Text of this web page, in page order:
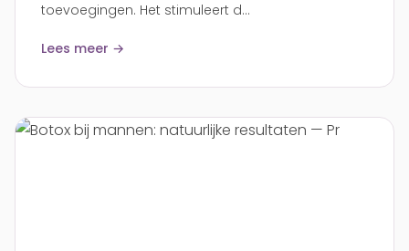
toevoegingen. Het stimuleert d...
Lees meer →